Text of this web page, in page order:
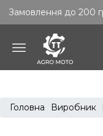
Замовлення до 200
Головна Виробник